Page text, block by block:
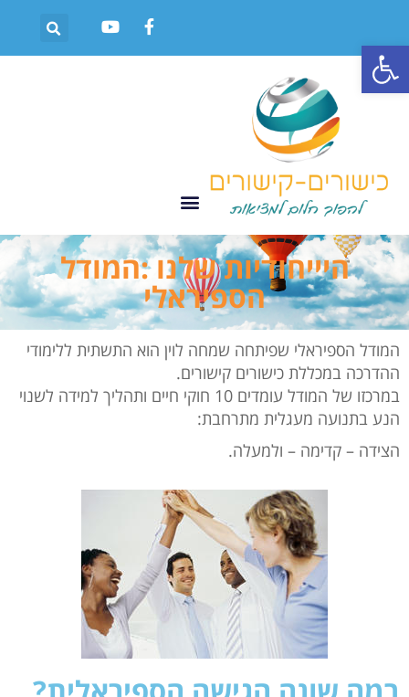
פתח סרגל נגישות
היייחודיות שלנו :המודל
הספיראלי
המודל הספיראלי שפיתחה שמחה לוין הוא התשתית ללימודי
ההדרכה במכללת כישורים קישורים.
במרכזו של המודל עומדים 10 חוקי חיים ותהליך למידה לשנוי
הנע בתנועה מעגלית מתרחבת:
הצידה – קדימה – ולמעלה.